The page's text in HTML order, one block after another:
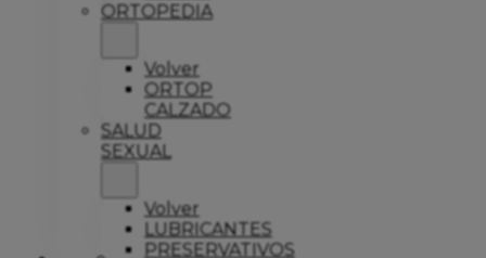
ORTOPEDIA
Volver
ORTOP
CALZADO
SALUD
SEXUAL
Volver
LUBRICANTES
PRESERVATIVOS